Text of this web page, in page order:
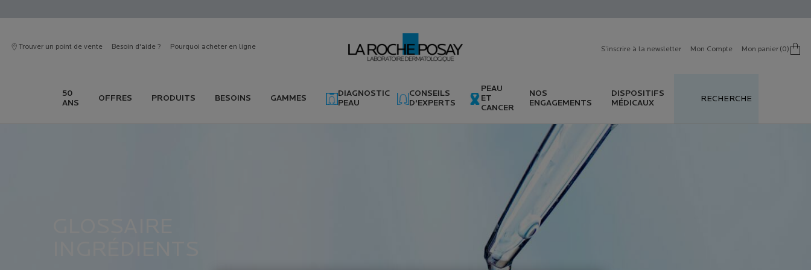
Trouver un point de vente Besoin d'aide ? Pourquoi acheter en ligne S’inscrire à la newsletter Mon Compte Mon panier 0
0 produit in cart
50
ANS
OFFRES PRODUITS BESOINS GAMMES
DIAGNOSTIC
PEAU
CONSEILS
D'EXPERTS
PEAU
ET
CANCER
NOS
ENGAGEMENTS
DISPOSITIFS
MÉDICAUX
RECHERCHE